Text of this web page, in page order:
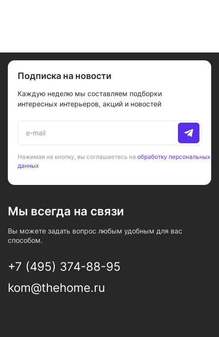
Подписка на новости
Каждую неделю мы составляем подборки
интересных интерьеров, акций и новостей
Нажимая на кнопку, вы соглашаетесь на обработку персональных
данных
Мы всегда на связи
Вы можете задать вопрос любым удобным для вас
способом.
+7 (495) 374-88-95
kom@thehome.ru